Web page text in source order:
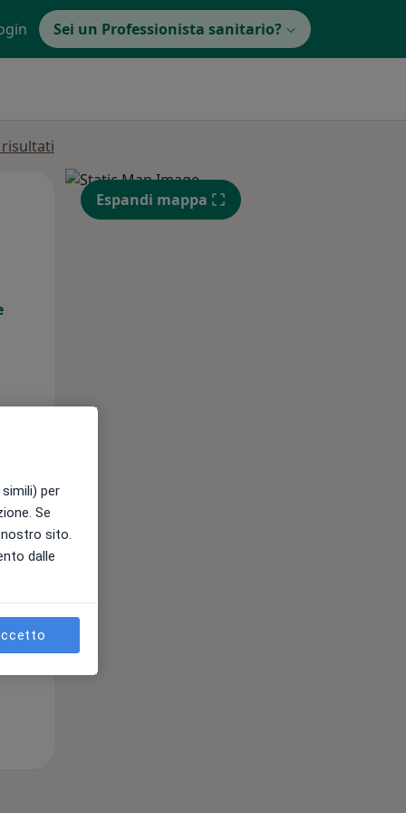
Sei un Professionista sanitario?
Mer, Gio,
13 Ago
11 Ago
Espandi mappa
per
Se
sito.
dalle